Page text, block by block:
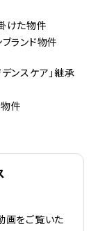
けた物件
ランド物件
ンスケア」継承
件
画をご覧いた